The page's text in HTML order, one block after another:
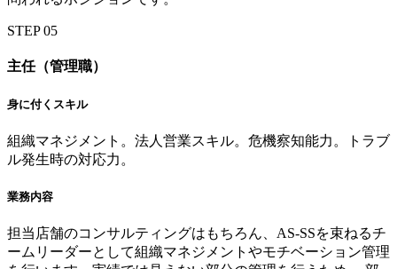
STEP05
主任（管理職）
身に付くスキル
組織マネジメント。法人営業スキル。危機察知能力。トラブ
ル発生時の対応力。
業務内容
担当店舗のコンサルティングはもちろん、AS-SSを束ねるチ
ームリーダーとして組織マネジメントやモチベーション管理